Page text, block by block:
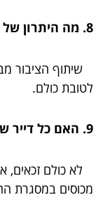
8. מה היתרון של שיתוף הציבור בתהליך?
שיתוף הציבור
לטובת כולם.
9. האם כל דייר שגר במבנה ישן זכאי?
לא כולם זכאים,
מכוסים במסגרת